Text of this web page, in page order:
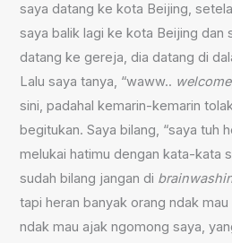
saya datang ke kota Beijing,
saya balik lagi ke kota Beijing dan
datang ke gereja, dia datang di
Lalu saya tanya, “waww.. welcome
sini, padahal kemarin-kemarin
begitukan. Saya bilang, “saya tuh
melukai hatimu dengan kata-kata
sudah bilang jangan di
tapi heran banyak orang ndak
ndak mau ajak ngomong saya,